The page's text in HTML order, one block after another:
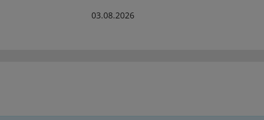
03.08.2026